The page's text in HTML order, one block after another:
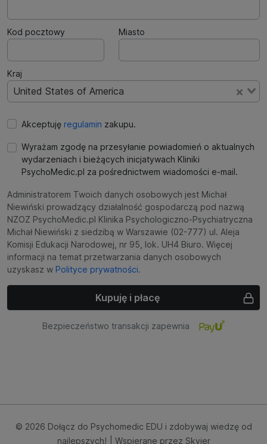
Kod pocztowy Miasto
Kraj
United States of America
Akceptuję regulamin zakupu.
Wyrażam zgodę na przesyłanie powiadomień o aktualnych
wydarzeniach i bieżących inicjatywach Kliniki
PsychoMedic.pl za pośrednictwem wiadomości e-mail.
Administratorem Twoich danych osobowych jest Michał
Niewiński prowadzący działalność gospodarczą pod nazwą
NZOZ PsychoMedic.pl Klinika Psychologiczno-Psychiatryczna
Michał Niewiński z siedzibą w Warszawie (02-777) ul. Aleja
Komisji Edukacji Narodowej, nr 95, lok. UH4 Biuro. Więcej
informacji na temat przetwarzania danych osobowych
uzyskasz w Polityce prywatności.
Kupuję i płacę
Bezpieczeństwo transakcji zapewnia
© 2026 Dołącz do Psychomedic EDU i zdobywaj wiedzę od
najlepszych!
| Wspierane przez Skyier